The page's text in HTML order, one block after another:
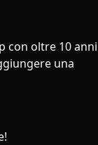
con oltre 10 anni
una